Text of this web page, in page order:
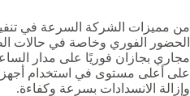
من مميزات الشركة السرعة في
الحضور الفوري وخاصة في حالات
مجاري بجازان فوريًا على مدار
على أعلى مستوى في استخدام
وإزالة الانسدادات بسرعة وكفاءة.